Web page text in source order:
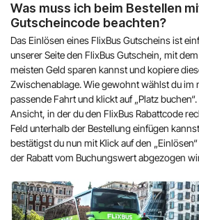
Was muss ich beim Bestellen
Gutscheincode beachten?
Das Einlösen eines FlixBus Gutscheins ist
unserer Seite den FlixBus Gutschein, mit
meisten Geld sparen kannst und kopiere
Zwischenablage. Wie gewohnt wählst du im
passende Fahrt und klickt auf „Platz
Ansicht, in der du den FlixBus Rabattcode
Feld unterhalb der Bestellung einfügen
bestätigst du nun mit Klick auf den
der Rabatt vom Buchungswert abgezogen